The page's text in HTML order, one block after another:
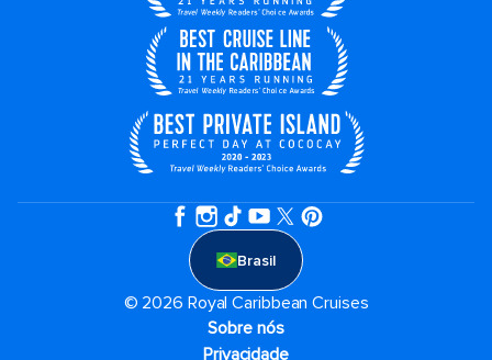
Brasil
© 2026 Royal Caribbean Cruises
Sobre nós
Privacidade